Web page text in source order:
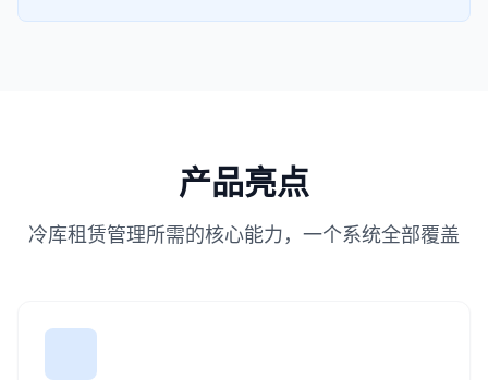
产品亮点
冷库租赁管理所需的核心能力，一个系统全部覆盖